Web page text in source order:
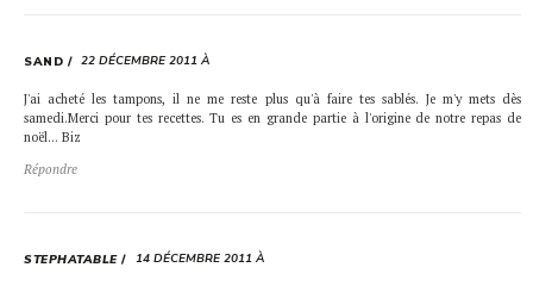
SAND 22 DÉCEMBRE 2011 À
J'ai acheté les tampons, il ne me reste plus qu'à faire tes sablés. Je m'y mets dès
samedi.Merci pour tes recettes. Tu es en grande partie à l'origine de notre repas de
noël… Biz
Répondre
STEPHATABLE 14 DÉCEMBRE 2011 À